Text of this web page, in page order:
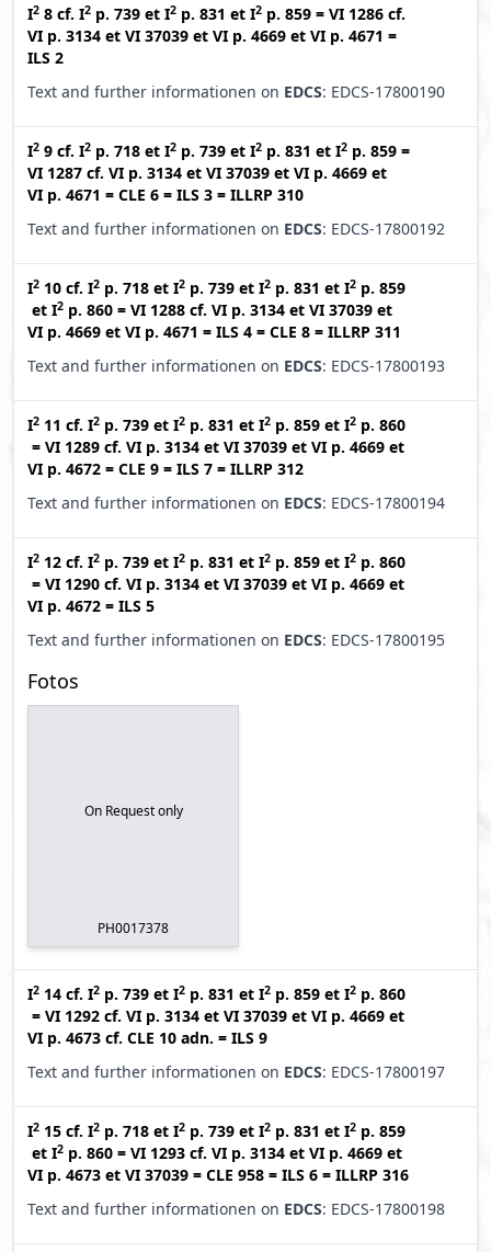
I2 8 cf. I2 p. 739 et I2 p. 831 et I2 p. 859 = VI 1286 cf.
VI p. 3134 et VI 37039 et VI p. 4669 et VI p. 4671 =
ILS 2
Text and further informationen on EDCS: EDCS-17800190
I2 9 cf. I2 p. 718 et I2 p. 739 et I2 p. 831 et I2 p. 859 =
VI 1287 cf. VI p. 3134 et VI 37039 et VI p. 4669 et
VI p. 4671 = CLE 6 = ILS 3 = ILLRP 310
Text and further informationen on EDCS: EDCS-17800192
I2 10 cf. I2 p. 718 et I2 p. 739 et I2 p. 831 et I2 p. 859
et I2 p. 860 = VI 1288 cf. VI p. 3134 et VI 37039 et
VI p. 4669 et VI p. 4671 = ILS 4 = CLE 8 = ILLRP 311
Text and further informationen on EDCS: EDCS-17800193
I2 11 cf. I2 p. 739 et I2 p. 831 et I2 p. 859 et I2 p. 860
= VI 1289 cf. VI p. 3134 et VI 37039 et VI p. 4669 et
VI p. 4672 = CLE 9 = ILS 7 = ILLRP 312
Text and further informationen on EDCS: EDCS-17800194
I2 12 cf. I2 p. 739 et I2 p. 831 et I2 p. 859 et I2 p. 860
= VI 1290 cf. VI p. 3134 et VI 37039 et VI p. 4669 et
VI p. 4672 = ILS 5
Text and further informationen on EDCS: EDCS-17800195
Fotos
On Request only
PH0017378
I2 14 cf. I2 p. 739 et I2 p. 831 et I2 p. 859 et I2 p. 860
= VI 1292 cf. VI p. 3134 et VI 37039 et VI p. 4669 et
VI p. 4673 cf. CLE 10 adn. = ILS 9
Text and further informationen on EDCS: EDCS-17800197
I2 15 cf. I2 p. 718 et I2 p. 739 et I2 p. 831 et I2 p. 859
et I2 p. 860 = VI 1293 cf. VI p. 3134 et VI p. 4669 et
VI p. 4673 et VI 37039 = CLE 958 = ILS 6 = ILLRP 316
Text and further informationen on EDCS: EDCS-17800198